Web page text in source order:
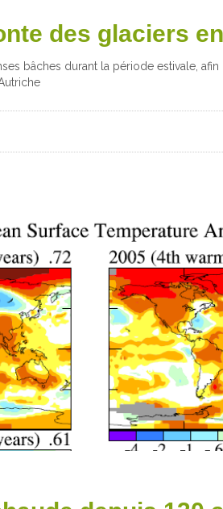
des glaciers
bâches durant la période estivale,